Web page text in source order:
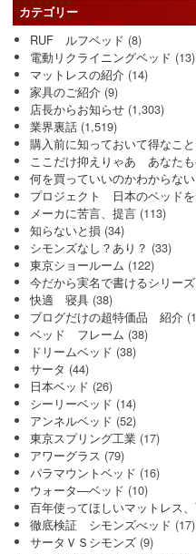
カテゴリー
RUF ルフベッド (8)
電動リクライニングベッド (13)
マットレスの紹介 (14)
家具のご紹介 (9)
店長からお知らせ (1,303)
業界裏話 (1,519)
購入前に知っておいて得なこと
ここだけ抑えりゃあ あなたも
何を買っていいのかわからな
プロジェクト 日本のベッドを
メーカに苦言、提言 (113)
知らないと損 (34)
シモンズなし？あり？ (33)
東京ショールーム (122)
今だから実名で書けるシリーズ
快適 寝具 (38)
ブログだけの超特価品 紹介
ベッド フレーム (38)
ドリームベッド (38)
サータ (44)
日本ベッド (26)
シーリーベッド (14)
アンネルベッド (52)
東京スプリング工業 (17)
アワーグラス (79)
パラマウントベッド (16)
ウォータ―ベッド (10)
百年使ってほしいマットレス
徹底検証 シモンズべッド (17)
サータＶＳシモンズ (9)